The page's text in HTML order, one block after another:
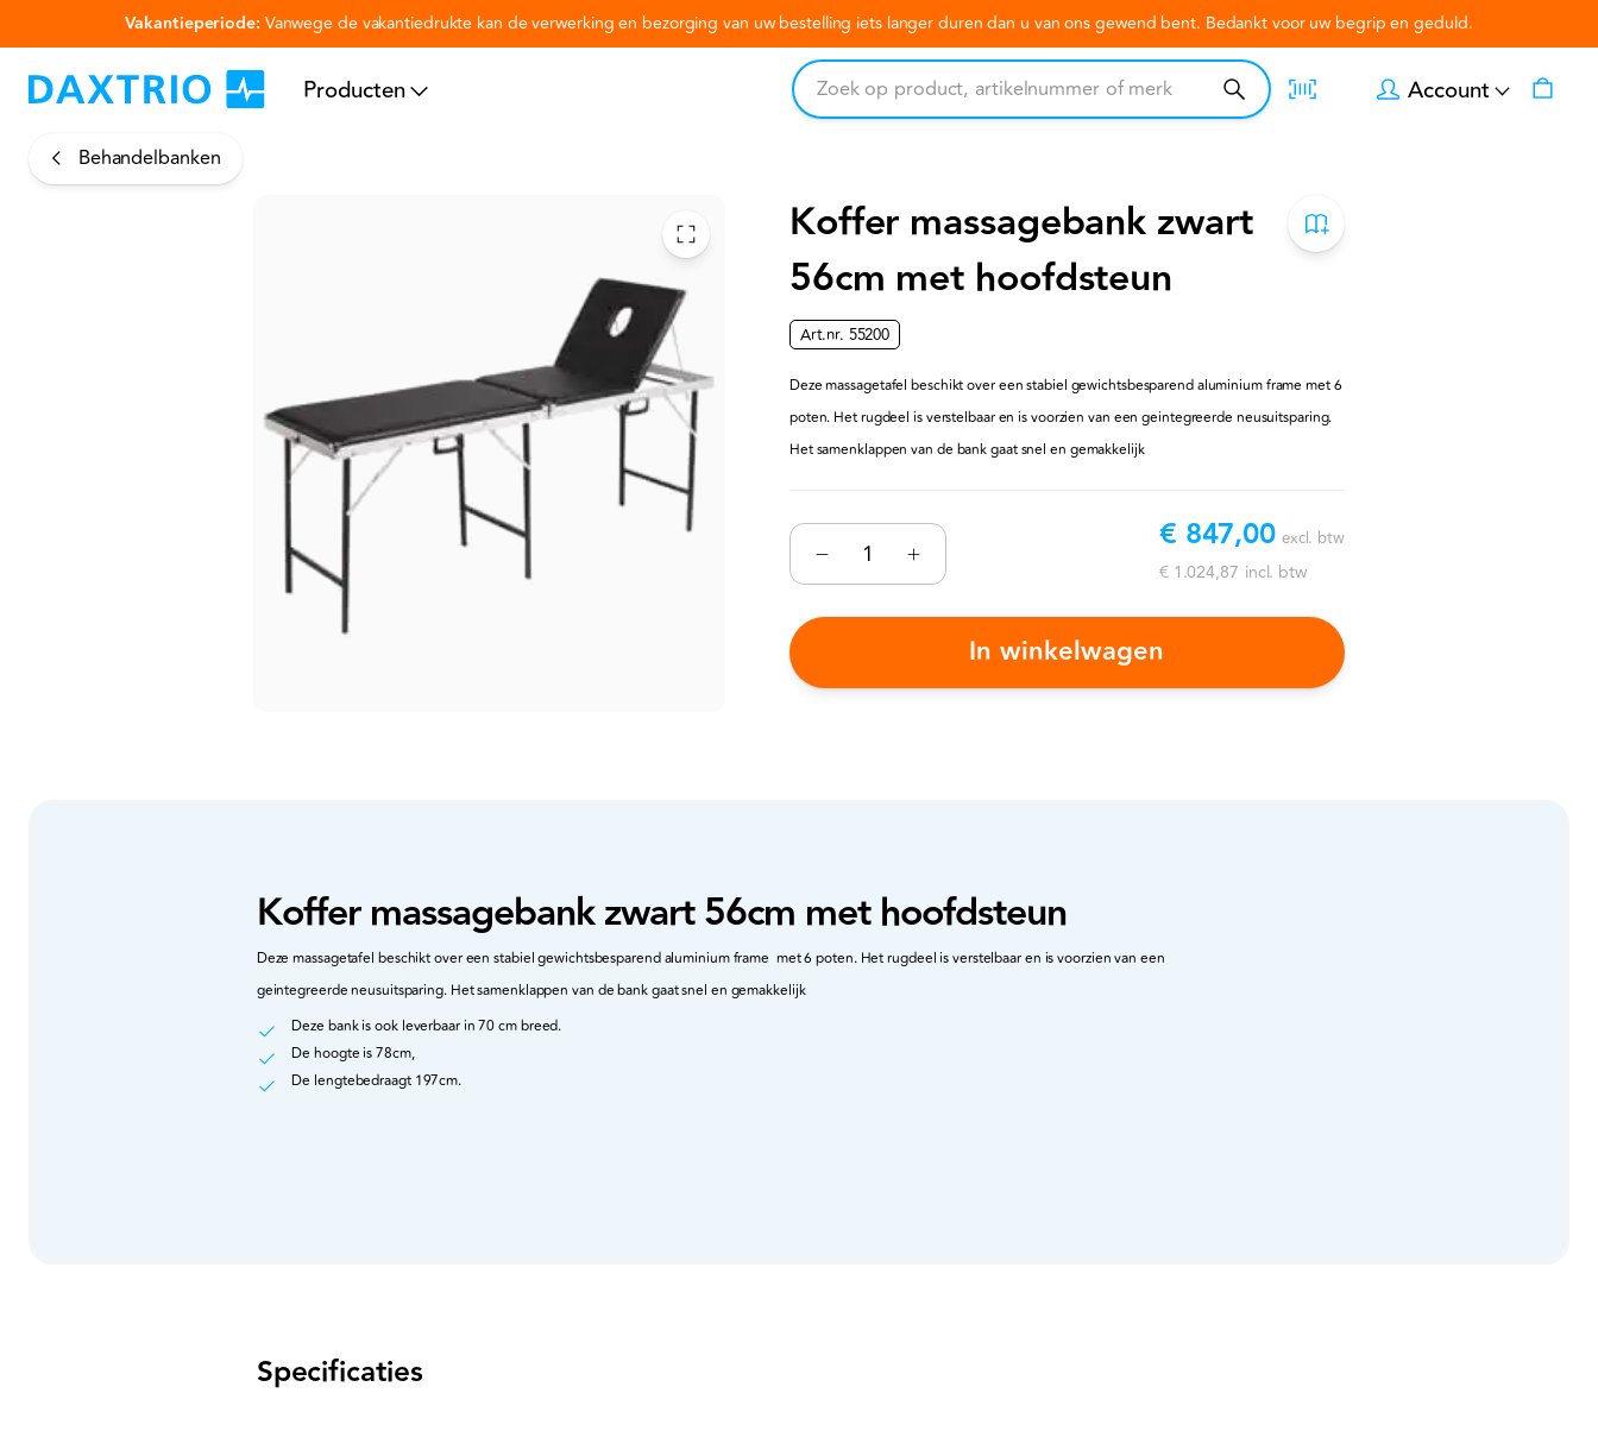
Vakantieperiode: Vanwege de vakantiedrukte kan de verwerking en bezorging van uw bestelling iets langer duren dan u van ons gewend bent. Bedankt voor uw begrip en geduld.
Producten Account
Behandelbanken
Koffer massagebank zwart
56cm met hoofdsteun
Art.nr. 55200
Deze massagetafel beschikt over een stabiel gewichtsbesparend aluminium frame met 6
poten. Het rugdeel is verstelbaar en is voorzien van een geintegreerde neusuitsparing.
Het samenklappen van de bank gaat snel en gemakkelijk
€ 847,00 excl. btw
€ 1.024,87 incl. btw
In winkelwagen
Koffer massagebank zwart 56cm met hoofdsteun
Deze massagetafel beschikt over een stabiel gewichtsbesparend aluminium frame met 6 poten. Het rugdeel is verstelbaar en is voorzien van een
geintegreerde neusuitsparing. Het samenklappen van de bank gaat snel en gemakkelijk
Deze bank is ook leverbaar in 70 cm breed.
De hoogte is 78cm,
De lengtebedraagt 197cm.
Specificaties